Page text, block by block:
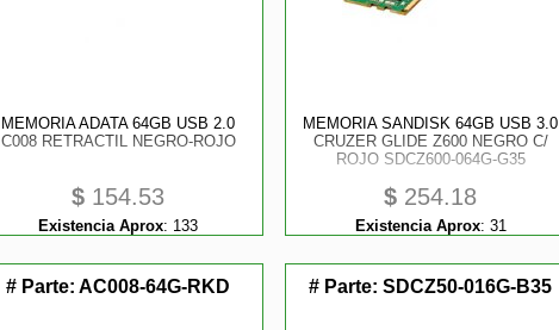
MEMORIA ADATA 64GB USB 2.0
C008 RETRACTIL NEGRO-ROJO
$ 154.53
Existencia Aprox: 133
MEMORIA SANDISK 64GB USB 3.0
CRUZER GLIDE Z600 NEGRO C/
ROJO SDCZ600-064G-G35
$ 254.18
Existencia Aprox: 31
# Parte:AC008-64G-RKD # Parte:SDCZ50-016G-B35